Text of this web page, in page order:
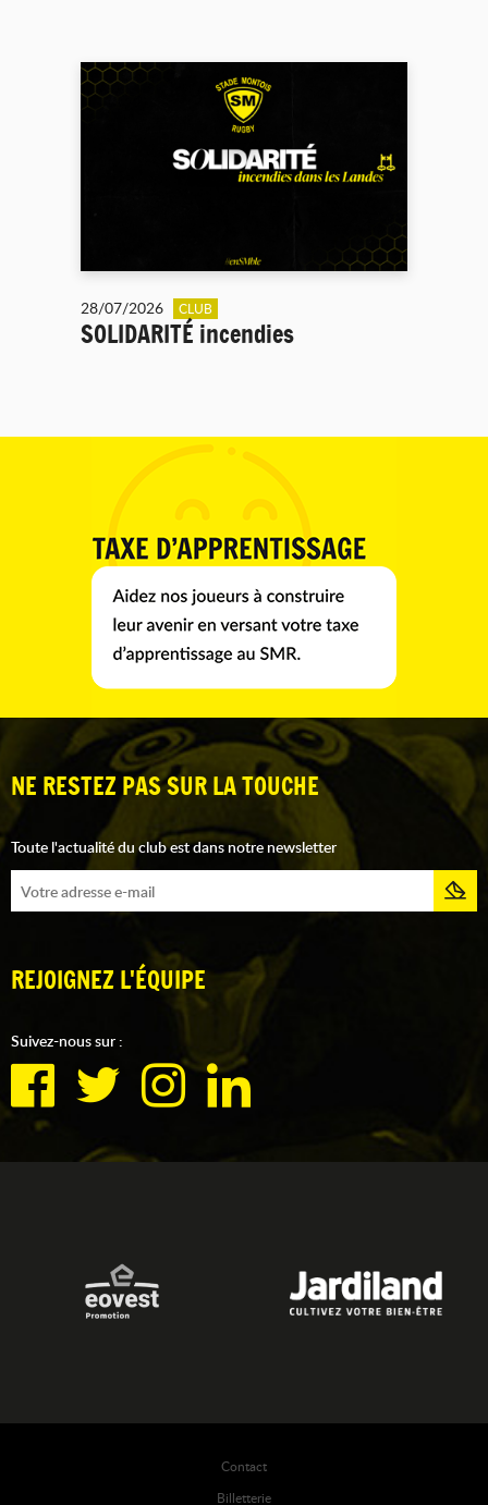
28/07/2026 CLUB
SOLIDARITÉ incendies
NE RESTEZ PAS SUR LA TOUCHE
Toute l'actualité du club est dans notre newsletter
REJOIGNEZ L'ÉQUIPE
Suivez-nous sur :
Contact
Billetterie